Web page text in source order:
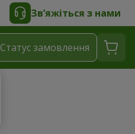
Зв’яжіться з нами
Статус замовлення